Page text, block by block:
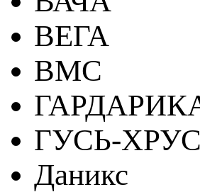
ВЕГА
ВМС
ГУСЬ-
Даникс